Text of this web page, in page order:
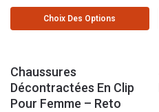
Choix Des Options
Chaussures
Décontractées En Clip
Pour Femme – Reto